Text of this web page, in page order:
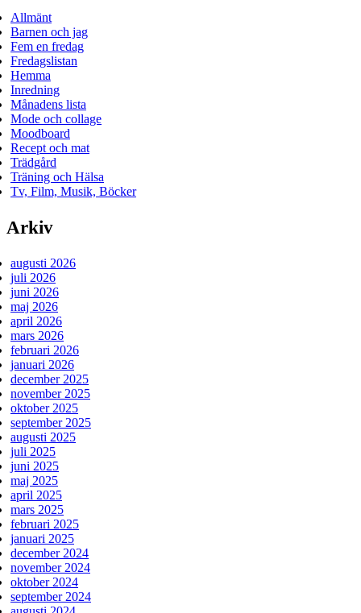
Allmänt
Barnen och jag
Fem en fredag
Fredagslistan
Hemma
Inredning
Månadens lista
Mode och collage
Moodboard
Recept och mat
Trädgård
Träning och Hälsa
Tv, Film, Musik, Böcker
Arkiv
augusti 2026
juli 2026
juni 2026
maj 2026
april 2026
mars 2026
februari 2026
januari 2026
december 2025
november 2025
oktober 2025
september 2025
augusti 2025
juli 2025
juni 2025
maj 2025
april 2025
mars 2025
februari 2025
januari 2025
december 2024
november 2024
oktober 2024
september 2024